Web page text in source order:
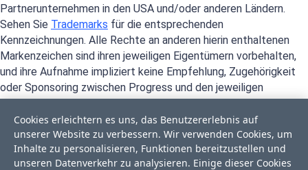
Partnerunternehmen in den USA und/oder anderen Ländern.
Sehen Sie Trademarks für die entsprechenden
Kennzeichnungen. Alle Rechte an anderen hierin enthaltenen
Markenzeichen sind ihren jeweiligen Eigentümern vorbehalten,
und ihre Aufnahme impliziert keine Empfehlung, Zugehörigkeit
oder Sponsoring zwischen Progress und den jeweiligen
Eigentümern.
Cookies erleichtern es uns, das Benutzererlebnis auf
unserer Website zu verbessern. Wir verwenden Cookies, um
Inhalte zu personalisieren, Funktionen bereitzustellen und
unseren Datenverkehr zu analysieren. Einige dieser Cookies